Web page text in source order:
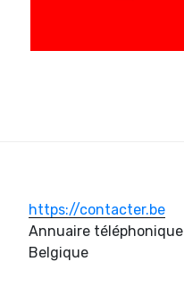
https://contacter.be
Annuaire
Belgique